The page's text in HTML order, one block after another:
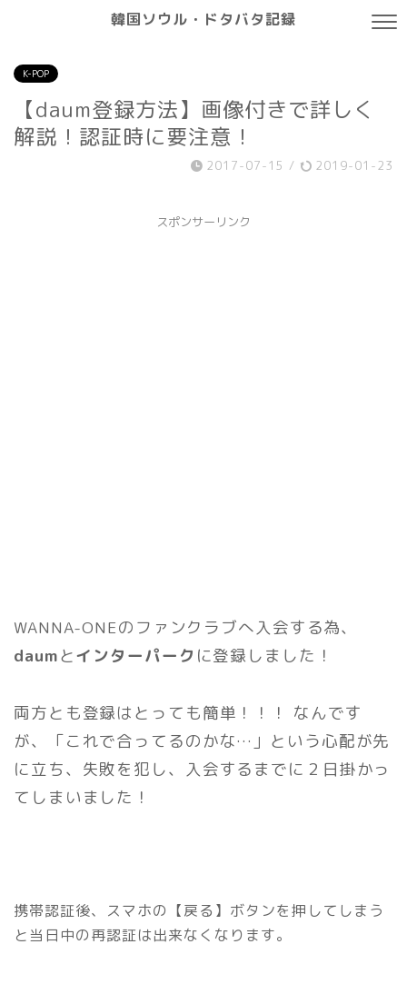
韓国ソウル・ドタバタ記録
K-POP
【daum登録方法】画像付きで詳しく
解説！認証時に要注意！
2017-07-15 / 2019-01-23
スポンサーリンク
WANNA-ONEのファンクラブへ入会する為、
daumとインターパーク に登録しました！
両方とも登録はとっても簡単！！！ なんです
が、「これで合ってるのかな…」という心配が先
に立ち、失敗を犯し、入会するまでに２日掛かっ
てしまいました！
携帯認証後、スマホの【戻る】ボタンを押してしまう
と当日中の再認証は出来なくなります。